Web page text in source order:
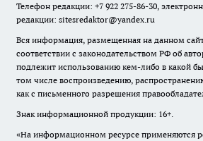
Телефон редакции: +7 922 275-86-30,
редакции: sitesredaktor@yandex.ru
Вся информация, размещенная на данном
соответствии с законодательством РФ об
подлежит использованию кем-либо в какой
том числе воспроизведению,
как с письменного разрешения
Знак информационной продукции: 16+.
«На информационном ресурсе применяются